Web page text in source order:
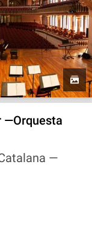
—Orquesta
—